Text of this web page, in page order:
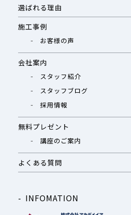
選ばれる理由
施工事例
お客様の声
会社案内
スタッフ紹介
スタッフブログ
採用情報
無料プレゼント
講座のご案内
よくある質問
INFOMATION